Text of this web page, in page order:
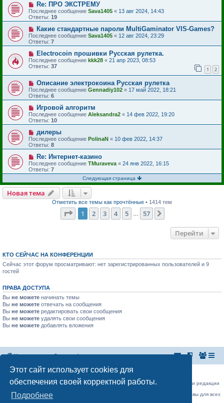
Этот сайт использует cookies для
обеспечения своей корректной работы.
Подробнее
Re: ПРО ЭКСТРЕМУ
Последнее сообщение Sava1405 « 13 авг 2024, 14:43
Ответы: 19
Какие стандартные пароли MultiGaminator VIS-Games?
Последнее сообщение Sava1405 « 12 авг 2024, 23:29
Ответы: 7
Electrocoin прошивки Русская рулетка.
Последнее сообщение kkk28 « 21 апр 2023, 08:53
Ответы: 37 1 2
Описание электрокоина Русская рулетка
Последнее сообщение Gennadiy102 « 17 май 2022, 18:21
Ответы: 6
Игровой алгоритм
Последнее сообщение Aleksandra2 « 14 фев 2022, 19:20
Ответы: 10
дилеры
Последнее сообщение PolinaN « 10 фев 2022, 14:37
Ответы: 8
Re: Интернет-казино
Последнее сообщение TMuraveva « 24 янв 2022, 16:15
Ответы: 7
Следующая страница
Новая тема
Отметить все темы как прочтённые • 1414 тем
Страница из 57
1 2 3 4 5 57
Перейти
КТО СЕЙЧАС НА КОНФЕРЕНЦИИ
Сейчас этот форум просматривают: нет зарегистрированных пользователей и 9
гостей
ПРАВА ДОСТУПА
Вы не можете начинать темы
Вы не можете отвечать на сообщения
Вы не можете редактировать свои сообщения
Вы не можете удалять свои сообщения
Вы не можете добавлять вложения
На главную Список форумов
Российская Ассоциация Развития Игорного Бизнеса
Эл. почта:
admin@rarib.ru
office@rarib.ru
использование материалов сайта возможно только при письменном согласии редакции
На нашем портале правила размещения объявлений и информации одинаковы для всех
пользователей, в соответствии с соблюдением правил Форума!,